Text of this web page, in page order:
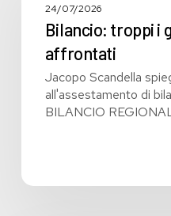
grandi
affrontati
24/07/2026
Bilancio: troppi i
affrontati
Jacopo Scandella
all'assestamento di
BILANCIO